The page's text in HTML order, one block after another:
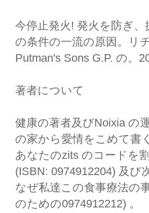
今停止発火! 発火を防ぎ
の条件の一流の原因。リ
Putman's Sons G.P. の。
著者について
健康の著者及びNoixia の
の家から愛情をこめて書
あなたのzits のコードを
(ISBN: 0974912204) 及び
なぜ私達この食事療法の
のための0974912212) 。